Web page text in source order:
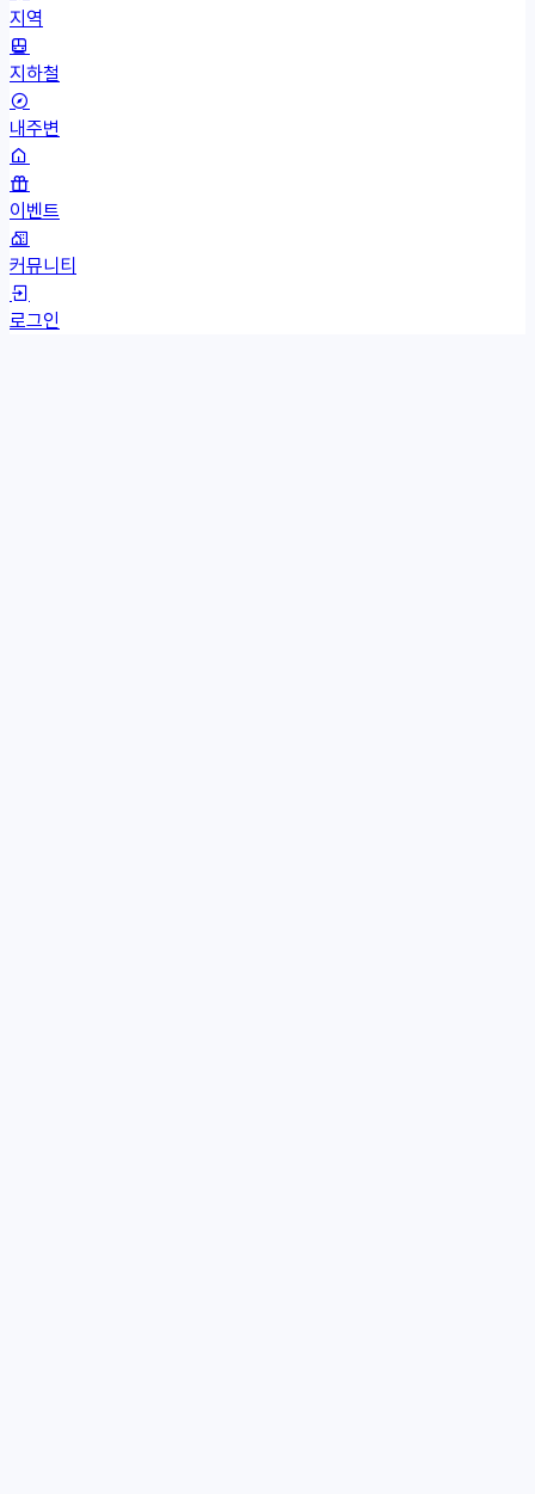
지역
지하철
내주변
이벤트
커뮤니티
로그인